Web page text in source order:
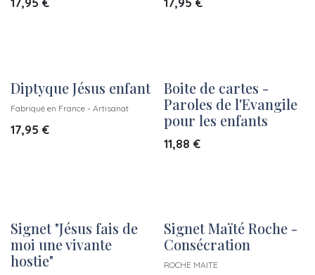
Diptyque Jésus enfant
Fabriqué en France - Artisanat
17,95 €
Boite de cartes -
Paroles de l'Evangile
pour les enfants
11,88 €
Signet "Jésus fais de
moi une vivante
hostie"
Signet Maïté Roche -
Consécration
ROCHE MAITE